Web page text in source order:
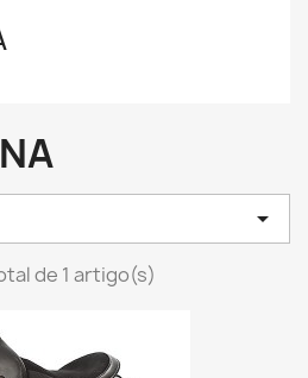

de 1 artigo(s)